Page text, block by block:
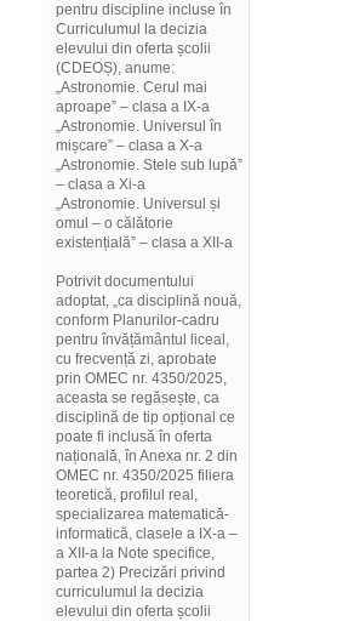
pentru discipline incluse în
Curriculumul la decizia
elevului din oferta școlii
(CDEOȘ), anume:
„Astronomie. Cerul mai
aproape” – clasa a IX-a
„Astronomie. Universul în
mișcare” – clasa a X-a
„Astronomie. Stele sub lupă”
– clasa a Xi-a
„Astronomie. Universul și
omul – o călătorie
existențială” – clasa a XII-a
Potrivit documentului
adoptat, „ca disciplină nouă,
conform Planurilor-cadru
pentru învățământul liceal,
cu frecvență zi, aprobate
prin OMEC nr. 4350/2025,
aceasta se regăsește, ca
disciplină de tip opțional ce
poate fi inclusă în oferta
națională, în Anexa nr. 2 din
OMEC nr. 4350/2025 filiera
teoretică, profilul real,
specializarea matematică-
informatică, clasele a IX-a –
a XII-a la Note specifice,
partea 2) Precizări privind
curriculumul la decizia
elevului din oferta școlii